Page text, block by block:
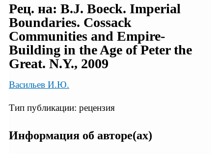
Рец. на: B.J. Boeck. Imperial
Boundaries. Cossack
Communities and Empire-
Building in the Age of Peter the
Great. N.Y., 2009
Васильев И.Ю.
Тип публикации: рецензия
Информация об авторе(ах)